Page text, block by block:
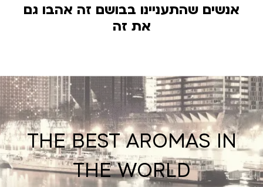
אנשים שהתעניינו בבושם זה אהבו גם
את זה
THE BEST AROMAS IN
THE WORLD